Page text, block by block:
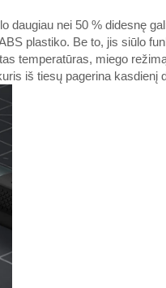
daugiau nei 50 % didesnę
plastiko. Be to, jis siūlo
temperatūras, miego
iš tiesų pagerina kasdienį